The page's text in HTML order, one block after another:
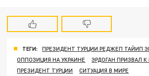
ТЕГИ:
ПРЕЗИДЕНТ ТУРЦИИ РЕДЖЕП ТАЙИП
ОППОЗИЦИЯ НА УКРАИНЕ
ЭРДОГАН ПРИЗВАЛ К
ПРЕЗИДЕНТ ТУРЦИИ
СИТУАЦИЯ В МИРЕ